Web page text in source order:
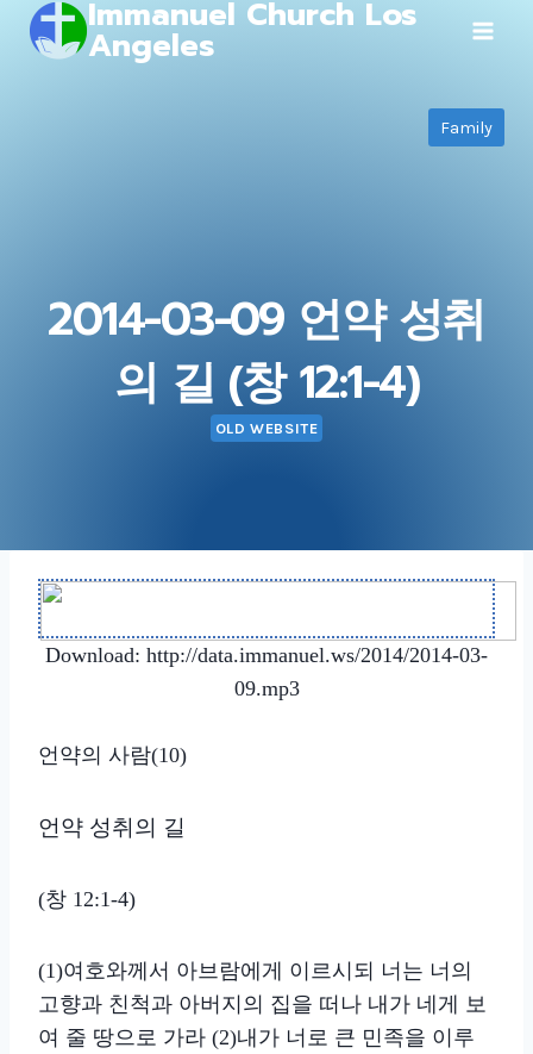
Skip
Immanuel Church Los
Angeles
Family
2014-03-09 언약 성취
의 길 (창 12:1-4)
OLD WEBSITE
Download: http://data.immanuel.ws/2014/2014-03-
09.mp3
언약의 사람(10)
언약 성취의 길
(창 12:1-4)
(1)여호와께서 아브람에게 이르시되 너는 너의
고향과 친척과 아버지의 집을 떠나 내가 네게 보
여 줄 땅으로 가라 (2)내가 너로 큰 민족을 이루